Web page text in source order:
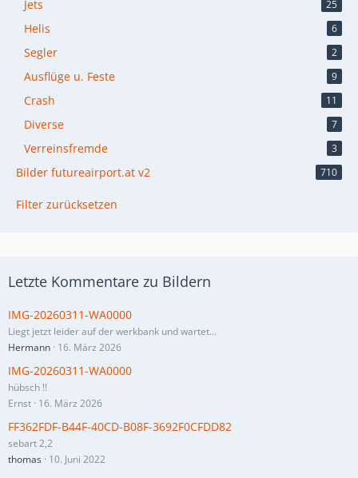
Jets 25
Helis 6
Segler 2
Ausflüge u. Feste 9
Crash 11
Diverse 7
Verreinsfremde 3
Bilder futureairport.at v2 710
Filter zurücksetzen
Letzte Kommentare zu Bildern
IMG-20260311-WA0000
Liegt jetzt leider auf der werkbank und wartet…
Hermann 16. März 2026
IMG-20260311-WA0000
hübsch !!
Ernst 16. März 2026
FF362FDF-B44F-40CD-B08F-3692F0CFDD82
sebart 2,2
thomas 10. Juni 2022